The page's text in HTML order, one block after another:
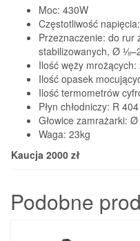
Moc: 430W
Częstotliwość
Przeznaczenie: do rur
stabilizowanych, Ø
Ilość węży mrożących:
Ilość opasek
Ilość termometrów
Płyn chłodniczy: R
Głowice zamrażarki:
Waga: 23kg
Kaucja 2000 zł
Podobne